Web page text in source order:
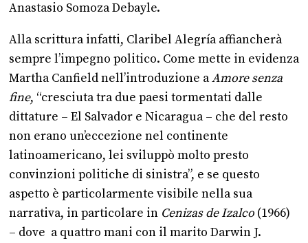
Anastasio Somoza Debayle.
Alla scrittura infatti, Claribel Alegría affiancherà
sempre l’impegno politico. Come mette in evidenza
Martha Canfield nell’introduzione aAmore senza
fine, “cresciuta tra due paesi tormentati dalle
dittature – El Salvador e Nicaragua – che del resto
non erano un’eccezione nel continente
latinoamericano, lei sviluppò molto presto
convinzioni politiche di sinistra”, e se questo
aspetto è particolarmente visibile nella sua
narrativa, in particolare in Cenizas de Izalco (1966)
– dove a quattro mani con il marito Darwin J.